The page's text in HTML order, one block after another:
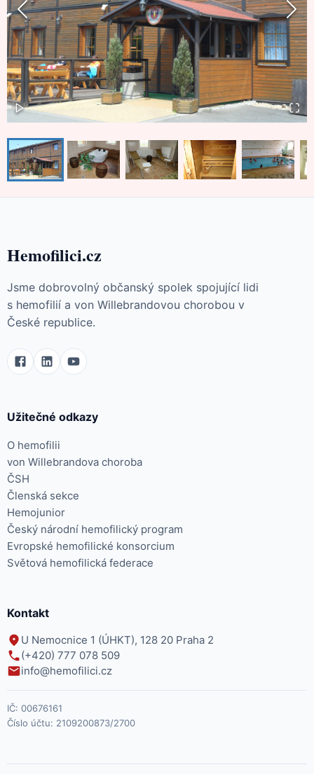
Hemofilici.cz
Jsme dobrovolný občanský spolek spojující lidi
s hemofilií a von Willebrandovou chorobou v
České republice.
Užitečné odkazy
O hemofilii
von Willebrandova choroba
ČSH
Členská sekce
Hemojunior
Český národní hemofilický program
Evropské hemofilické konsorcium
Světová hemofilická federace
Kontakt
U Nemocnice 1 (ÚHKT), 128 20 Praha 2
(+420) 777 078 509
info@hemofilici.cz
IČ: 00676161
Číslo účtu: 2109200873/2700